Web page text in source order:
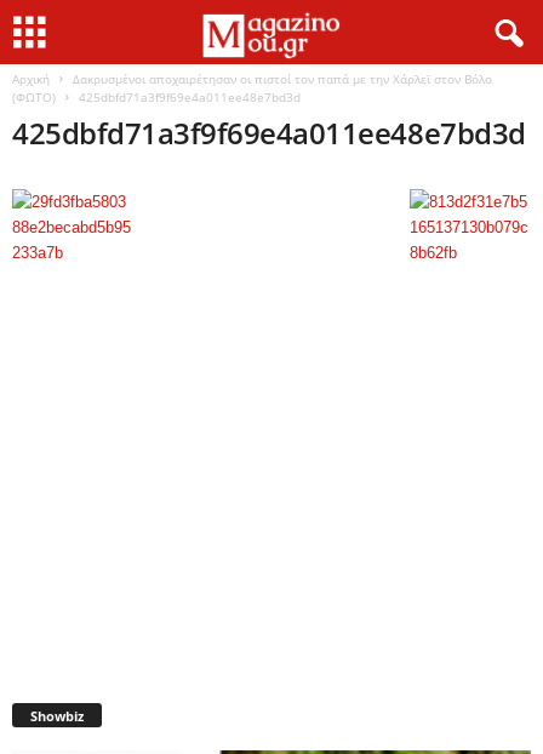
Αρχική
Δακρυσμένοι αποχαιρέτησαν οι πιστοί τον παπά με την Χάρλεϊ στον Βόλο
(ΦΩΤΟ)
425dbfd71a3f9f69e4a011ee48e7bd3d
425dbfd71a3f9f69e4a011ee48e7bd3d
Showbiz